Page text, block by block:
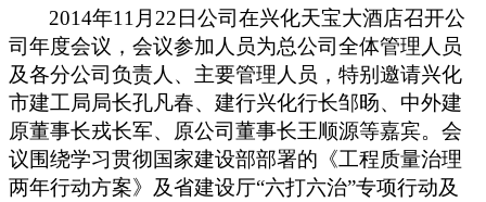
2014年11 月 22日公司在兴化天宝大酒店召开公
司年度会议，会议参加人员为总公司全体管理人员
及各分公司负责人、主要管理人员，特别邀请兴化
市建工局局长孔凡春、建行兴化行长邹旸、中外建
原董事长戎长军、原公司董事长王顺源等嘉宾。会
议围绕学习贯彻国家建设部部署的《工程质量治理
两年行动方案》及省建设厅“六打六治”专项行动及